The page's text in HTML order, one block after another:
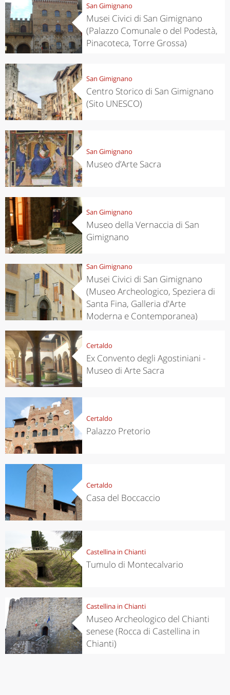
San Gimignano
Musei Civici di San Gimignano
(Palazzo Comunale o del Podestà,
Pinacoteca, Torre Grossa)
San Gimignano
Centro Storico di San Gimignano
(Sito UNESCO)
San Gimignano
Museo d’Arte Sacra
San Gimignano
Museo della Vernaccia di San
Gimignano
San Gimignano
Musei Civici di San Gimignano
(Museo Archeologico, Speziera di
Santa Fina, Galleria d'Arte
Moderna e Contemporanea)
Certaldo
Ex Convento degli Agostiniani -
Museo di Arte Sacra
Certaldo
Palazzo Pretorio
Certaldo
Casa del Boccaccio
Castellina in Chianti
Tumulo di Montecalvario
Castellina in Chianti
Museo Archeologico del Chianti
senese (Rocca di Castellina in
Chianti)